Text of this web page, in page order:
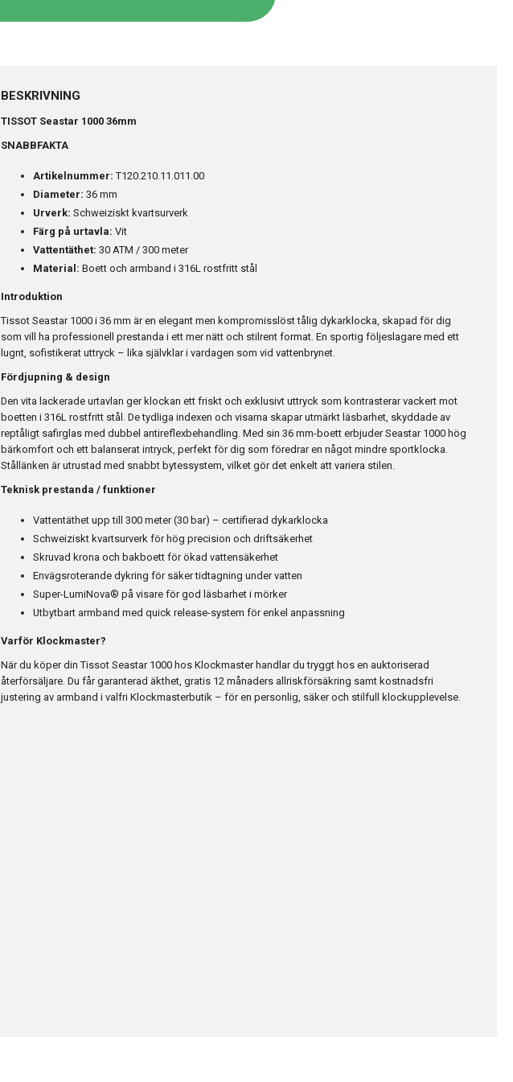
BESKRIVNING
TISSOT Seastar 1000 36mm
SNABBFAKTA
Artikelnummer: T120.210.11.011.00
Diameter: 36 mm
Urverk: Schweiziskt kvartsurverk
Färg på urtavla: Vit
Vattentäthet: 30 ATM / 300 meter
Material: Boett och armband i 316L rostfritt stål
Introduktion
Tissot Seastar 1000 i 36 mm är en elegant men kompromisslöst tålig dykarklocka, skapad för dig
som vill ha professionell prestanda i ett mer nätt och stilrent format. En sportig följeslagare med ett
lugnt, sofistikerat uttryck – lika självklar i vardagen som vid vattenbrynet.
Fördjupning & design
Den vita lackerade urtavlan ger klockan ett friskt och exklusivt uttryck som kontrasterar vackert mot
boetten i 316L rostfritt stål. De tydliga indexen och visarna skapar utmärkt läsbarhet, skyddade av
reptåligt safirglas med dubbel antireflexbehandling. Med sin 36 mm-boett erbjuder Seastar 1000 hög
bärkomfort och ett balanserat intryck, perfekt för dig som föredrar en något mindre sportklocka.
Stållänken är utrustad med snabbt bytessystem, vilket gör det enkelt att variera stilen.
Teknisk prestanda / funktioner
Vattentäthet upp till 300 meter (30 bar) – certifierad dykarklocka
Schweiziskt kvartsurverk för hög precision och driftsäkerhet
Skruvad krona och bakboett för ökad vattensäkerhet
Envägsroterande dykring för säker tidtagning under vatten
Super-LumiNova® på visare för god läsbarhet i mörker
Utbytbart armband med quick release-system för enkel anpassning
Varför Klockmaster?
När du köper din Tissot Seastar 1000 hos Klockmaster handlar du tryggt hos en auktoriserad
återförsäljare. Du får garanterad äkthet, gratis 12 månaders allriskförsäkring samt kostnadsfri
justering av armband i valfri Klockmasterbutik – för en personlig, säker och stilfull klockupplevelse.